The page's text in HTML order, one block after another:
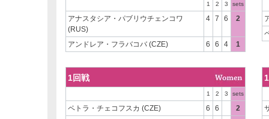
1 2 3 sets
アナスタシア・パブリウチェンコワ
(RUS)
4 7 6 2
アンドレア・フラバコバ (CZE) 6 6 4 1
1回戦
1 2 3 sets
ペトラ・チェコフスカ (CZE) 6 6
2